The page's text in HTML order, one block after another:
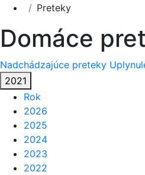
Preteky
Domáce
Nadchádzajúce preteky
2021
Rok
2026
2025
2024
2023
2022